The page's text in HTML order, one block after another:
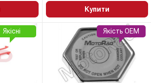
Купити
Якісні Якість OEM